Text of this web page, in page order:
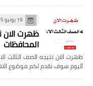
19 يونيو 2025
ظهرت الان
المحافظات
ظهرت الان نتيجه الصف الثالث
اليوم سوف نقدم لكم موضوع